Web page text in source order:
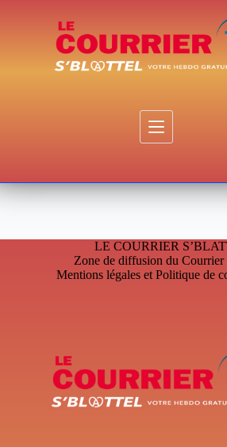
LE COURRIER
Zone de diffusion du Courrier
Mentions légales et Politique de